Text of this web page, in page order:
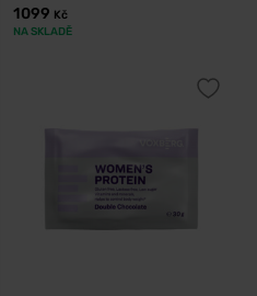
1099 Kč
NA SKLADĚ